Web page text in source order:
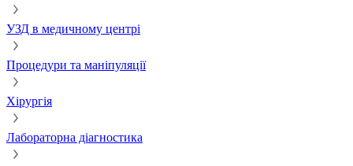
УЗД в медичному центрі
Процедури та маніпуляції
Хірургія
Лабораторна діагностика